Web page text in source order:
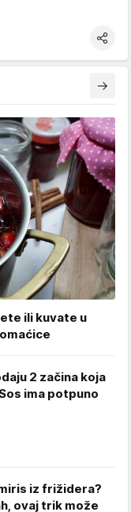
ili kuvate u
2 začina koja
ima potpuno
iz frižidera?
ovaj trik može